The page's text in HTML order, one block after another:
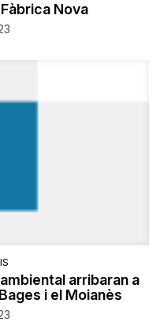
Nova
arribaran a
i el Moianès